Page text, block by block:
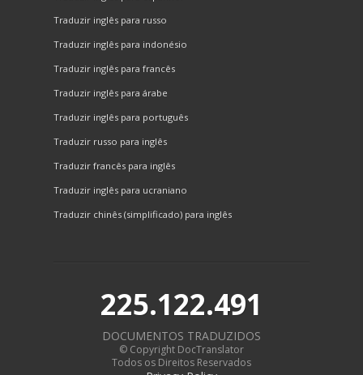
Traduzir inglês para russo
Traduzir inglês para indonésio
Traduzir inglês para francês
Traduzir inglês para árabe
Traduzir inglês para português
Traduzir russo para inglês
Traduzir francês para inglês
Traduzir inglês para ucraniano
Traduzir chinês (simplificado) para inglês
225.122.491
DOCUMENTOS TRADUZIDOS
© Copyright DocTranslator
Todos os Direitos Reservados